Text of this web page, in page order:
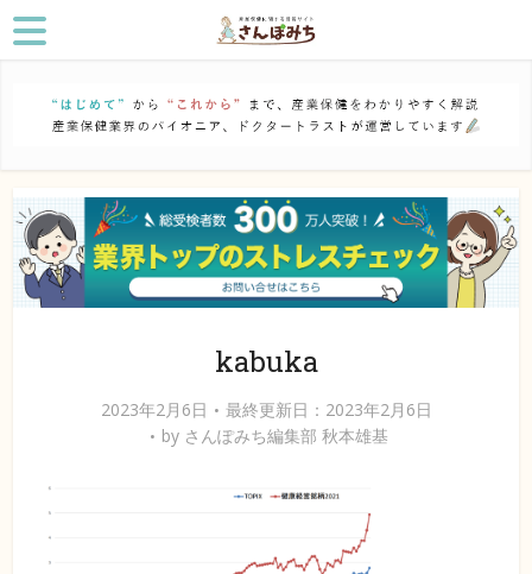
kabuka
2023年2月6日
最終更新日：2023年2月6日
by さんぽみち編集部 秋本雄基